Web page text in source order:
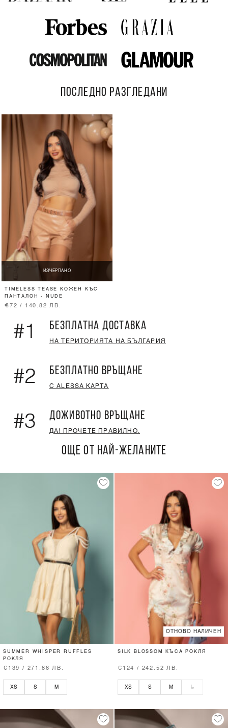
ПОСЛЕДНО РАЗГЛЕДАНИ
ИЗЧЕРПАНО
TIMELESS TEASE КОЖЕН КЪС
ПАНТАЛОН - NUDE
€72 / 140.82 ЛВ.
#1 БЕЗПЛАТНА ДОСТАВКА
НА ТЕРИТОРИЯТА НА БЪЛГАРИЯ
#2 БЕЗПЛАТНО ВРЪЩАНЕ
С ALESSA КАРТА
#3 ДОЖИВОТНО ВРЪЩАНЕ
ДА! ПРОЧЕТЕ ПРАВИЛНО.
ОЩЕ ОТ НАЙ-ЖЕЛАНИТЕ
SUMMER WHISPER RUFFLES
РОКЛЯ
€139 / 271.86 ЛВ.
XS S M
ОТНОВО НАЛИЧЕН
SILK BLOSSOM КЪСА РОКЛЯ
€124 / 242.52 ЛВ.
XS S M L